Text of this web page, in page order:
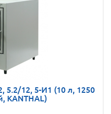
5.2/12, 5-И1 (10 л, 1250
KANTHAL)